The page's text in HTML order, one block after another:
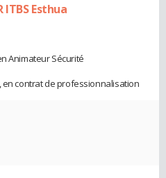
Esthua
Animateur Sécurité
contrat de professionnalisation